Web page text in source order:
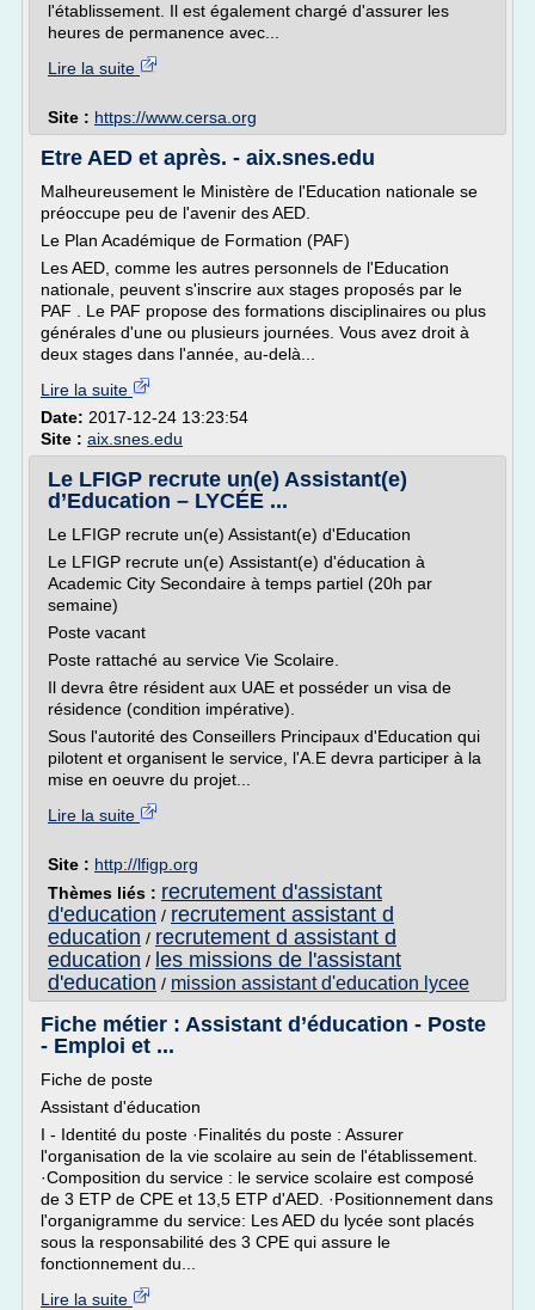
l'établissement. Il est également chargé d'assurer les
heures de permanence avec...
Lire la suite
Site : https://www.cersa.org
Etre AED et après. - aix.snes.edu
Malheureusement le Ministère de l'Education nationale se
préoccupe peu de l'avenir des AED.
Le Plan Académique de Formation (PAF)
Les AED, comme les autres personnels de l'Education
nationale, peuvent s'inscrire aux stages proposés par le
PAF . Le PAF propose des formations disciplinaires ou plus
générales d'une ou plusieurs journées. Vous avez droit à
deux stages dans l'année, au-delà...
Lire la suite
Date: 2017-12-24 13:23:54
Site : aix.snes.edu
Le LFIGP recrute un(e) Assistant(e)
d’Education – LYCÉE ...
Le LFIGP recrute un(e) Assistant(e) d'Education
Le LFIGP recrute un(e) Assistant(e) d'éducation à
Academic City Secondaire à temps partiel (20h par
semaine)
Poste vacant
Poste rattaché au service Vie Scolaire.
Il devra être résident aux UAE et posséder un visa de
résidence (condition impérative).
Sous l'autorité des Conseillers Principaux d'Education qui
pilotent et organisent le service, l'A.E devra participer à la
mise en oeuvre du projet...
Lire la suite
Site : http://lfigp.org
Thèmes liés : recrutement d'assistant
d'education / recrutement assistant d
education / recrutement d assistant d
education / les missions de l'assistant
d'education / mission assistant d'education lycee
Fiche métier : Assistant d’éducation - Poste
- Emploi et ...
Fiche de poste
Assistant d'éducation
I - Identité du poste ·Finalités du poste : Assurer
l'organisation de la vie scolaire au sein de l'établissement.
·Composition du service : le service scolaire est composé
de 3 ETP de CPE et 13,5 ETP d'AED. ·Positionnement dans
l'organigramme du service: Les AED du lycée sont placés
sous la responsabilité des 3 CPE qui assure le
fonctionnement du...
Lire la suite